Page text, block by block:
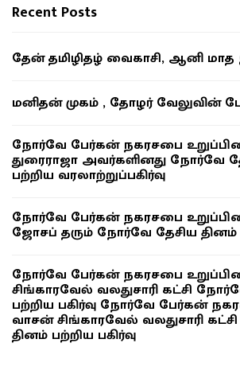
Recent Posts
தேன் தமிழிதழ் வைகாசி, ஆனி மாத
மனிதன் முகம் , தோழர் வேலுவின்
நோர்வே பேர்கன் நகரசபை
துரைராஜா அவர்களினது நோர்வே
பற்றிய வரலாற்றுப்பகிர்வு
நோர்வே பேர்கன் நகரசபை
ஜோசப் தரும் நோர்வே தேசிய தினம்
நோர்வே பேர்கன் நகரசபை
சிங்காரவேல் வலதுசாரி கட்சி
பற்றிய பகிர்வு நோர்வே பேர்கன்
வாசன் சிங்காரவேல் வலதுசாரி
தினம் பற்றிய பகிர்வு